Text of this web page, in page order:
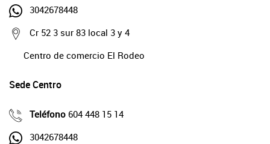
3042678448
Cr 52 3 sur 83 local 3 y 4
Centro de comercio El Rodeo
Sede Centro
Teléfono 604 448 15 14
3042678448